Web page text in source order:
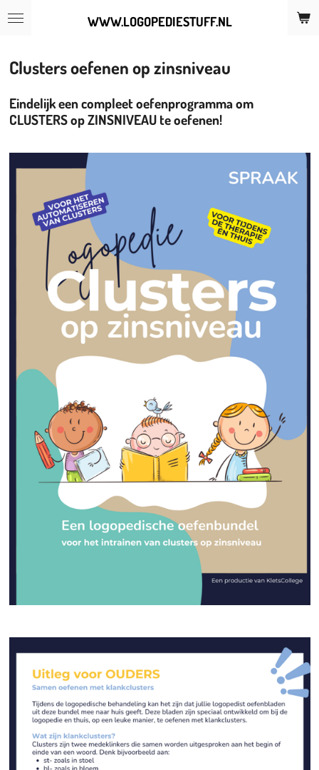
Ga
de
hoofdinhoud
WWW.LOGOPEDIESTUFF.NL
Clusters oefenen op zinsniveau
Eindelijk een compleet oefenprogramma om
CLUSTERS op ZINSNIVEAU te oefenen!